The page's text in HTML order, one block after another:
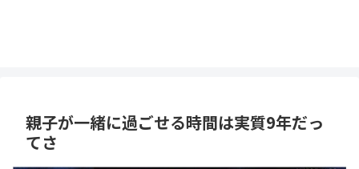
親子が一緒に過ごせる時間は実質9年だっ
てさ